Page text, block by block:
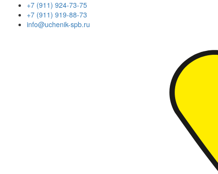
+7 (911) 924-73-75
+7 (911) 919-88-73
info@uchenik-spb.ru